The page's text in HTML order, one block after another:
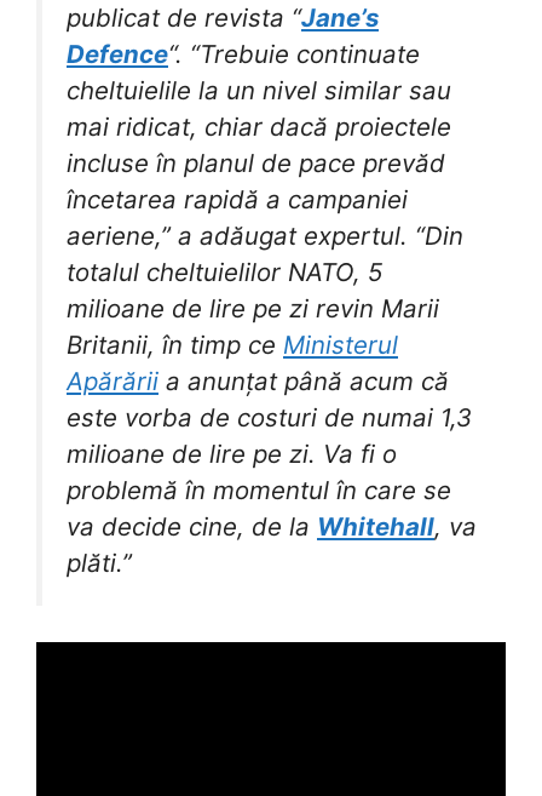
publicat de revista “Jane’s
Defence“. “Trebuie continuate
cheltuielile la un nivel similar sau
mai ridicat, chiar dacă proiectele
incluse în planul de pace prevăd
încetarea rapidă a campaniei
aeriene,” a adăugat expertul. “Din
totalul cheltuielilor NATO, 5
milioane de lire pe zi revin Marii
Britanii, în timp ce Ministerul
Apărării a anunțat până acum că
este vorba de costuri de numai 1,3
milioane de lire pe zi. Va fi o
problemă în momentul în care se
va decide cine, de la Whitehall, va
plăti.”